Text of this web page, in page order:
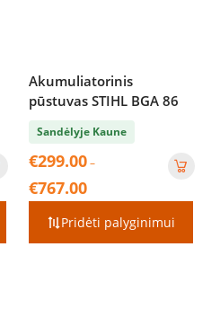
Akumuliatorinis
pūstuvas STIHL BGA 86
Sandėlyje Kaune
€299.00–
€767.00Price
range:
€299.00
Pridėti palyginimui